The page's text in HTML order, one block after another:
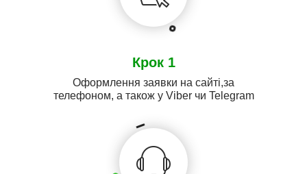
Крок 1
Оформлення заявки на сайті,за
телефоном, а також у Viber чи Telegram